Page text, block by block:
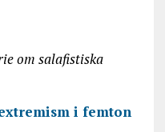
om salafistiska
i femton